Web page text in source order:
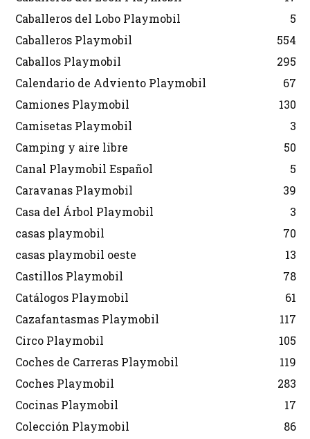
Caballeros del Lobo Playmobil
5
Caballeros Playmobil
554
Caballos Playmobil
295
Calendario de Adviento Playmobil
67
Camiones Playmobil
130
Camisetas Playmobil
3
Camping y aire libre
50
Canal Playmobil Español
5
Caravanas Playmobil
39
Casa del Árbol Playmobil
3
casas playmobil
70
casas playmobil oeste
13
Castillos Playmobil
78
Catálogos Playmobil
61
Cazafantasmas Playmobil
117
Circo Playmobil
105
Coches de Carreras Playmobil
119
Coches Playmobil
283
Cocinas Playmobil
17
Colección Playmobil
86